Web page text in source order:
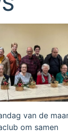
van de
om samen